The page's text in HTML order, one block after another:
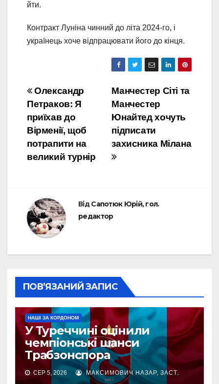
йти.
Контракт Луніна чинний до літа 2024-го, і
українець хоче відпрацювати його до кінця.
Навігація
записів
Манчестер Сіті та
Манчестер
Юнайтед хочуть
підписати
захисника Мілана
Олександр
Петраков: Я
приїхав до
Вірменії, щоб
потрапити на
великий турнір
ВідСапотюк Юрій, гол.
редактор
ПОВ’ЯЗАНИЙ ЗАПИС
НАШІ ЗА КОРДОНОМ
У Туреччині оцінили
чемпіонські шанси
Трабзонспора
СЕР 5, 2026 МАКСИМОВИЧ НАЗАР, ЗАСТ.